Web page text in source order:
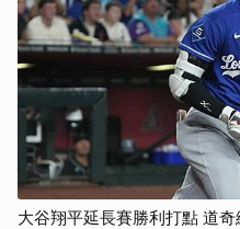
大谷翔平延長賽勝利打點 道奇